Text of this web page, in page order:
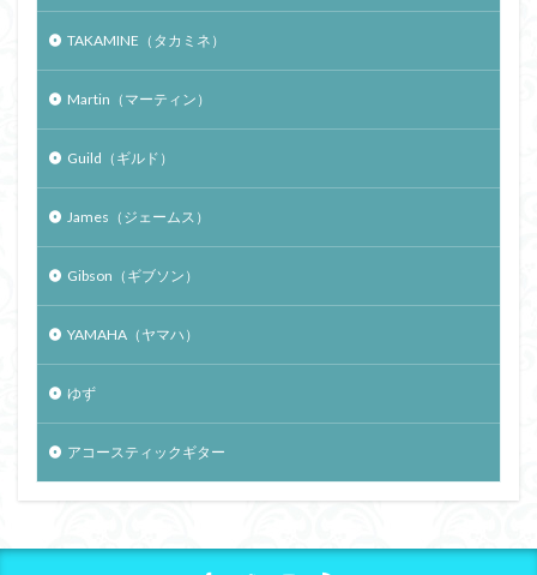
TAKAMINE（タカミネ）
Martin（マーティン）
Guild（ギルド）
James（ジェームス）
Gibson（ギブソン）
YAMAHA（ヤマハ）
ゆず
アコースティックギター